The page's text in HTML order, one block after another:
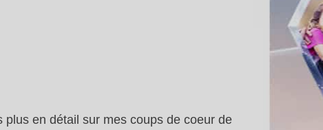
en détail sur mes coups de coeur de